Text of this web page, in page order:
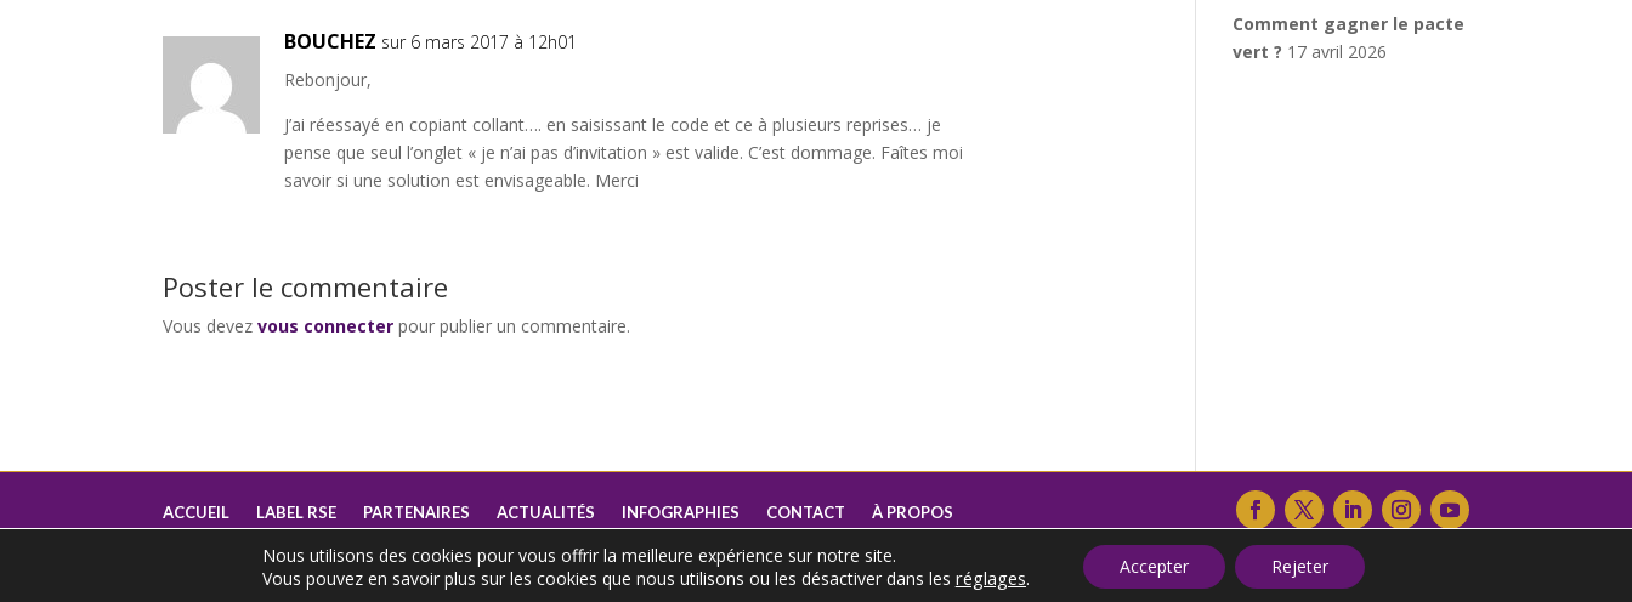
BOUCHEZ sur 6 mars 2017 à 12h01
Rebonjour,
J’ai réessayé en copiant collant…. en saisissant le code et ce à plusieurs reprises… je
pense que seul l’onglet « je n’ai pas d’invitation » est valide. C’est dommage. Faîtes moi
savoir si une solution est envisageable. Merci
Poster le commentaire
Vous devezvous connecter pour publier un commentaire.
Comment gagner le pacte
vert ? 17 avril 2026
ACCUEIL LABEL RSE PARTENAIRES ACTUALITÉS INFOGRAPHIES CONTACT À PROPOS
© 2022 – DIAG26000 – Toutes reproductions interdites. Mentions Légales.Gestion des cookies.CGUV
Nous utilisons des cookies pour vous offrir la meilleure expérience sur notre site.
Vous pouvez en savoir plus sur les cookies que nous utilisons ou les désactiver dans les réglages. Accepter Rejeter